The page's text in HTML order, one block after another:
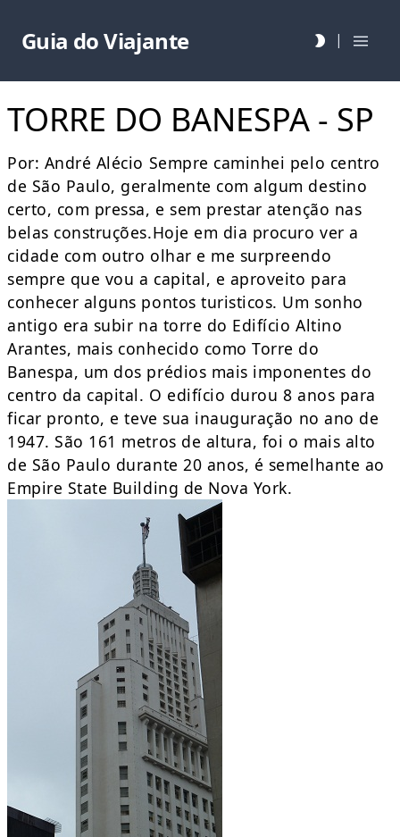
Guia do Viajante |
TORRE DO BANESPA - SP
Por: André Alécio Sempre caminhei pelo centro
de São Paulo, geralmente com algum destino
certo, com pressa, e sem prestar atenção nas
belas construções.Hoje em dia procuro ver a
cidade com outro olhar e me surpreendo
sempre que vou a capital, e aproveito para
conhecer alguns pontos turisticos. Um sonho
antigo era subir na torre do Edifício Altino
Arantes, mais conhecido como Torre do
Banespa, um dos prédios mais imponentes do
centro da capital. O edifício durou 8 anos para
ficar pronto, e teve sua inauguração no ano de
1947. São 161 metros de altura, foi o mais alto
de São Paulo durante 20 anos, é semelhante ao
Empire State Building de Nova York.